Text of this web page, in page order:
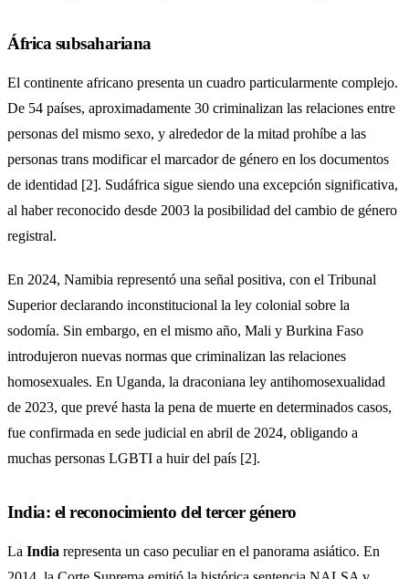
África subsahariana
El continente africano presenta un cuadro particularmente complejo.
De 54 países, aproximadamente 30 criminalizan las relaciones entre
personas del mismo sexo, y alrededor de la mitad prohíbe a las
personas trans modificar el marcador de género en los documentos
de identidad [2]. Sudáfrica sigue siendo una excepción significativa,
al haber reconocido desde 2003 la posibilidad del cambio de género
registral.
En 2024, Namibia representó una señal positiva, con el Tribunal
Superior declarando inconstitucional la ley colonial sobre la
sodomía. Sin embargo, en el mismo año, Mali y Burkina Faso
introdujeron nuevas normas que criminalizan las relaciones
homosexuales. En Uganda, la draconiana ley antihomosexualidad
de 2023, que prevé hasta la pena de muerte en determinados casos,
fue confirmada en sede judicial en abril de 2024, obligando a
muchas personas LGBTI a huir del país [2].
India: el reconocimiento del tercer género
La India representa un caso peculiar en el panorama asiático. En